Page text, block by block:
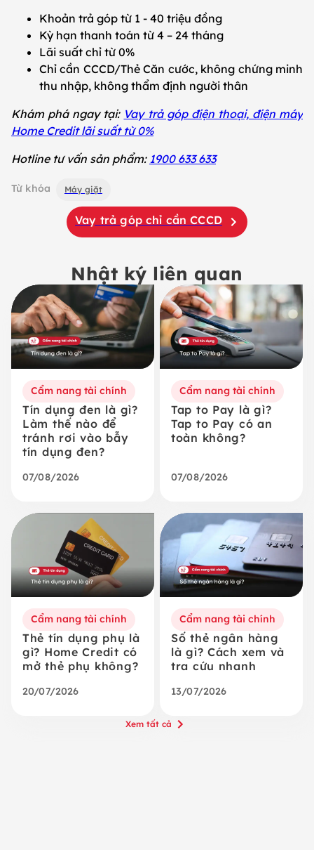
Khoản trả góp từ 1 - 40 triệu đồng
Kỳ hạn thanh toán từ 4 – 24 tháng
Lãi suất chỉ từ 0%
Chỉ cần CCCD/Thẻ Căn cước, không chứng minh
thu nhập, không thẩm định người thân
Khám phá ngay tại: Vay trả góp điện thoại, điện máy
Home Credit lãi suất từ 0%
Hotline tư vấn sản phẩm: 1900 633 633
Từ khóa Máy giặt
Vay trả góp chỉ cần CCCD
Nhật ký liên quan
Cẩm nang tài chính
Tín dụng đen là gì?
Làm thế nào để
tránh rơi vào bẫy
tín dụng đen?
07/08/2026
Cẩm nang tài chính
Tap to Pay là gì?
Tap to Pay có an
toàn không?
07/08/2026
Cẩm nang tài chính
Thẻ tín dụng phụ là
gì? Home Credit có
mở thẻ phụ không?
20/07/2026
Cẩm nang tài chính
Số thẻ ngân hàng
là gì? Cách xem và
tra cứu nhanh
13/07/2026
Xem tất cả